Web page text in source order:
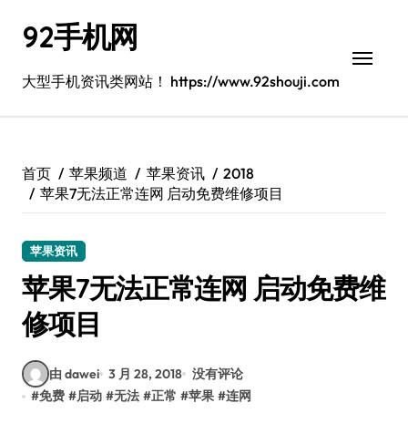
92手机网
大型手机资讯类网站！ https://www.92shouji.com
首页 苹果频道 苹果资讯
2018
苹果7无法正常连网 启动免费维修项目
苹果资讯
苹果7无法正常连网 启动免费维
修项目
由 dawei 3 月 28, 2018 没有评论
#免费 #启动 #无法 #正常 #苹果 #连网